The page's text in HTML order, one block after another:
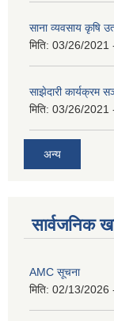
साना व्यवसाय कृषि
मिति: 03/26/2021
साझेदारी कार्यक्रम
मिति: 03/26/2021
अन्य
सार्वजनिक
AMC सूचना
मिति: 02/13/2026